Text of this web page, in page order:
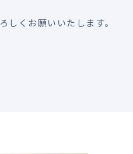
しくお願いいたします。